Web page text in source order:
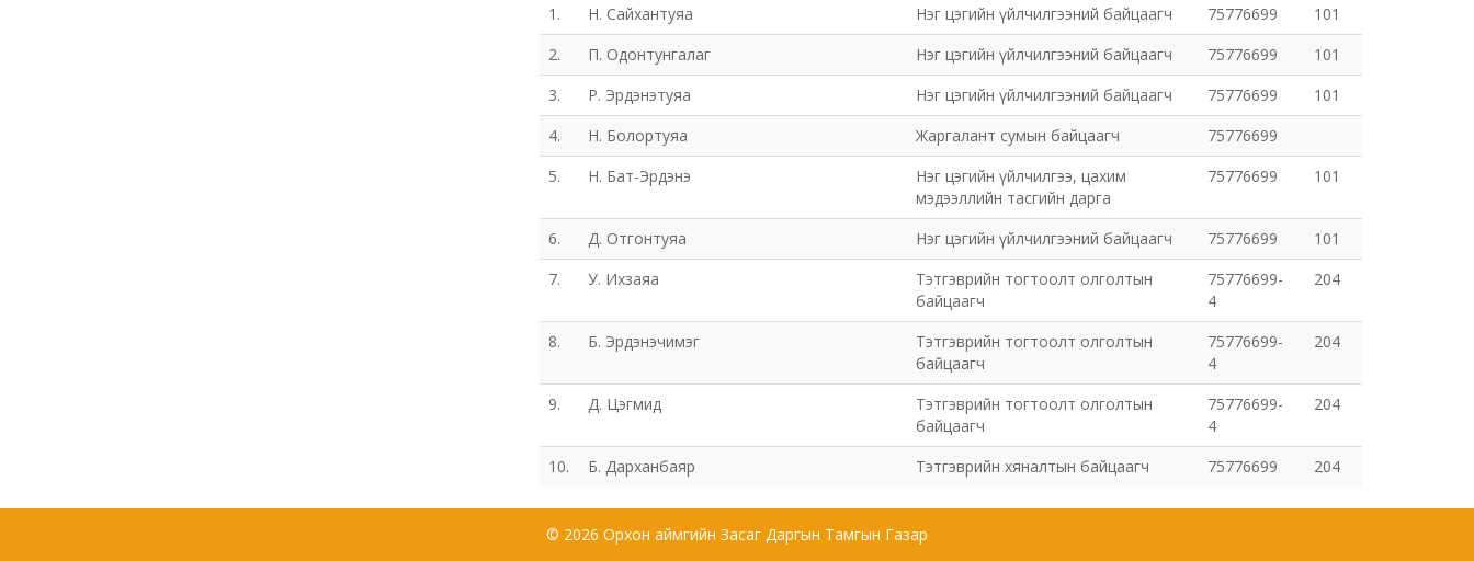
1.
Н. Сайхантуяа Нэг цэгийн үйлчилгээний байцаагч 75776699
101
2.
П. Одонтунгалаг Нэг цэгийн үйлчилгээний байцаагч 75776699
101
3.
Р. Эрдэнэтуяа Нэг цэгийн үйлчилгээний байцаагч 75776699
101
4.
Н. Болортуяа Жаргалант сумын байцаагч
75776699
5.
Н. Бат-Эрдэнэ
Нэг цэгийн үйлчилгээ, цахим
мэдээллийн тасгийн дарга
75776699 101
6. Д. Отгонтуяа Нэг цэгийн үйлчилгээний байцаагч 75776699
101
7.
У. Ихзаяа
Тэтгэврийн тогтоолт олголтын
байцаагч
75776699-
4
204
8. Б. Эрдэнэчимэг
Тэтгэврийн тогтоолт олголтын
байцаагч
75776699-
4
204
9. Д. Цэгмид
Тэтгэврийн тогтоолт олголтын
байцаагч
75776699-
4
204
10. Б. Дарханбаяр Тэтгэврийн хяналтын байцаагч 75776699 204
© 2026 Орхон аймгийн Засаг Даргын Тамгын Газар